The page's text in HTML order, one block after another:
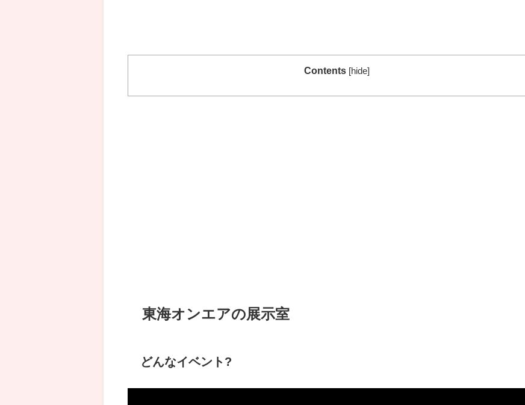
Contents hide]
東海オンエアの展示室
どんなイベント?